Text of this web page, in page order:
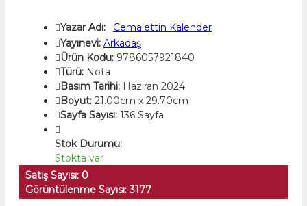
Yazar Adı:
Cemalettin Kalender
Yayınevi: Arkadaş
Ürün Kodu: 9786057921840
Türü: Nota
Basım Tarihi: Haziran 2024
Boyut: 21.00cm x 29.70cm
Sayfa Sayısı: 136 Sayfa
Stok Durumu:
Stokta var
Satış Sayısı: 0
Görüntülenme Sayısı: 3177